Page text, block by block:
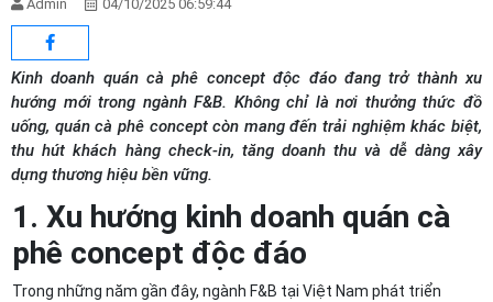
Admin 04/10/2025 06:59:44
Kinh doanh quán cà phê concept độc đáo đang trở thành xu
hướng mới trong ngành F&B. Không chỉ là nơi thưởng thức đồ
uống, quán cà phê concept còn mang đến trải nghiệm khác biệt,
thu hút khách hàng check-in, tăng doanh thu và dễ dàng xây
dựng thương hiệu bền vững.
1. Xu hướng kinh doanh quán cà
phê concept độc đáo
Trong những năm gần đây, ngành F&B tại Việt Nam phát triển